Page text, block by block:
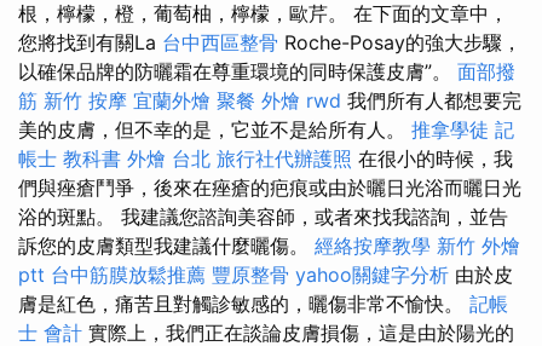
根，檸檬，橙，葡萄柚，檸檬，歐芹。 在下面的文章中，
您將找到有關La 台中西區整骨 Roche-Posay的強大步驟，
以確保品牌的防曬霜在尊重環境的同時保護皮膚”。 面部撥
筋 新竹 按摩 宜蘭外燴 聚餐 外燴 rwd 我們所有人都想要完
美的皮膚，但不幸的是，它並不是給所有人。 推拿學徒 記
帳士 教科書 外燴 台北 旅行社代辦護照 在很小的時候，我
們與痤瘡鬥爭，後來在痤瘡的疤痕或由於曬日光浴而曬日光
浴的斑點。 我建議您諮詢美容師，或者來找我諮詢，並告
訴您的皮膚類型我建議什麼曬傷。 經絡按摩教學 新竹 外燴
ptt 台中筋膜放鬆推薦 豐原整骨 yahoo關鍵字分析 由於皮
膚是紅色，痛苦且對觸診敏感的，曬傷非常不愉快。 記帳
士 會計 實際上，我們正在談論皮膚損傷，這是由於陽光的